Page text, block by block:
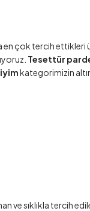
en çok tercih ettikleri
Tesettür
kategorimizin
ve sıklıkla tercih